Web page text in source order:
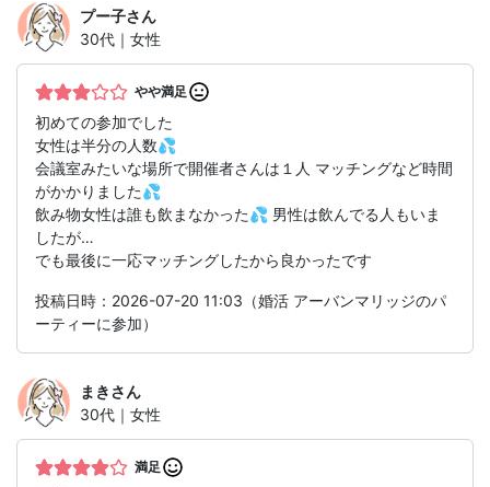
プー子さん
30代｜女性
やや満足
初めての参加でした
女性は半分の人数💦
会議室みたいな場所で開催者さんは１人 マッチングなど時間
がかかりました💦
飲み物女性は誰も飲まなかった💦 男性は飲んでる人もいま
したが…
でも最後に一応マッチングしたから良かったです
投稿日時：2026-07-20 11:03（婚活 アーバンマリッジのパ
ーティーに参加）
まきさん
30代｜女性
満足